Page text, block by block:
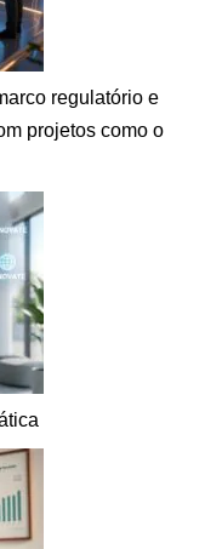
regulatório e
projetos como o